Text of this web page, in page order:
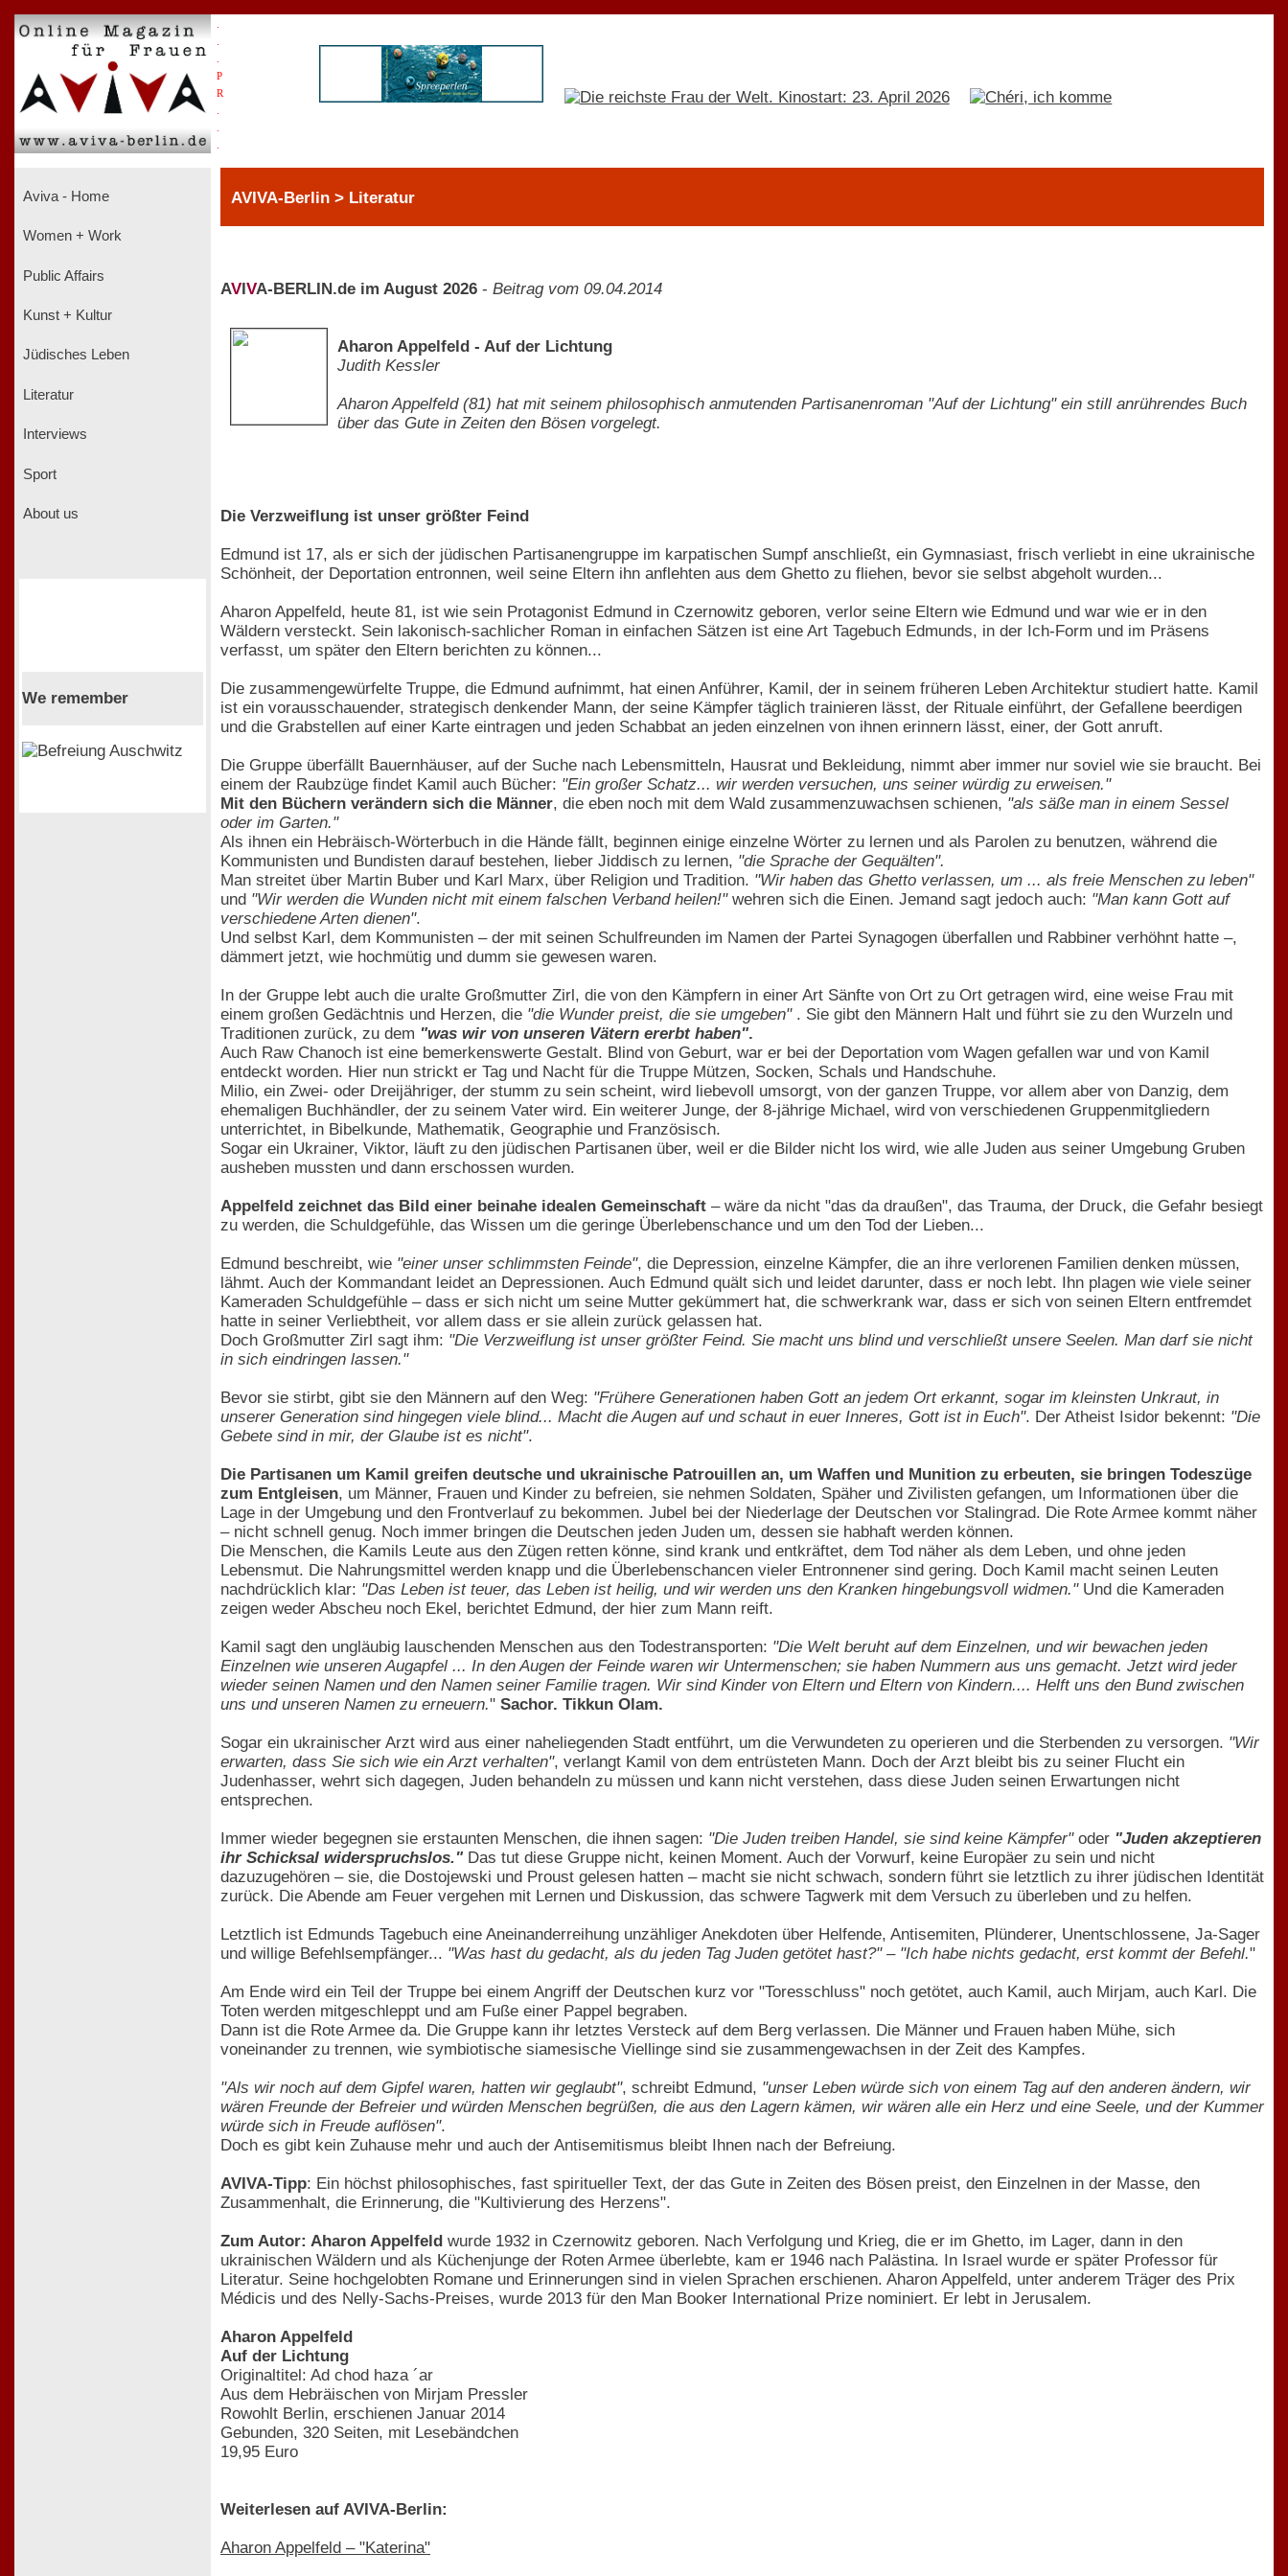
P
R
Aviva - Home
Women + Work
Public Affairs
Kunst + Kultur
Jüdisches Leben
Literatur
Interviews
Sport
About us
We remember
AVIVA-Berlin > Literatur
AV VA-BERLIN.de im August 2026 - Beitrag vom 09.04.2014
Aharon Appelfeld - Auf der Lichtung
Judith Kessler
Aharon Appelfeld (81) hat mit seinem philosophisch anmutenden Partisanenroman "Auf der Lichtung" ein still anrührendes Buch
über das Gute in Zeiten den Bösen vorgelegt.
Die Verzweiflung ist unser größter Feind
Edmund ist 17, als er sich der jüdischen Partisanengruppe im karpatischen Sumpf anschließt, ein Gymnasiast, frisch verliebt in eine ukrainische
Schönheit, der Deportation entronnen, weil seine Eltern ihn anflehten aus dem Ghetto zu fliehen, bevor sie selbst abgeholt wurden...
Aharon Appelfeld, heute 81, ist wie sein Protagonist Edmund in Czernowitz geboren, verlor seine Eltern wie Edmund und war wie er in den
Wäldern versteckt. Sein lakonisch-sachlicher Roman in einfachen Sätzen ist eine Art Tagebuch Edmunds, in der Ich-Form und im Präsens
verfasst, um später den Eltern berichten zu können...
Die zusammengewürfelte Truppe, die Edmund aufnimmt, hat einen Anführer, Kamil, der in seinem früheren Leben Architektur studiert hatte. Kamil
ist ein vorausschauender, strategisch denkender Mann, der seine Kämpfer täglich trainieren lässt, der Rituale einführt, der Gefallene beerdigen
und die Grabstellen auf einer Karte eintragen und jeden Schabbat an jeden einzelnen von ihnen erinnern lässt, einer, der Gott anruft.
Die Gruppe überfällt Bauernhäuser, auf der Suche nach Lebensmitteln, Hausrat und Bekleidung, nimmt aber immer nur soviel wie sie braucht. Bei
einem der Raubzüge findet Kamil auch Bücher: "Ein großer Schatz... wir werden versuchen, uns seiner würdig zu erweisen."
Mit den Büchern verändern sich die Männer, die eben noch mit dem Wald zusammenzuwachsen schienen, "als säße man in einem Sessel
oder im Garten."
Als ihnen ein Hebräisch-Wörterbuch in die Hände fällt, beginnen einige einzelne Wörter zu lernen und als Parolen zu benutzen, während die
Kommunisten und Bundisten darauf bestehen, lieber Jiddisch zu lernen, "die Sprache der Gequälten".
Man streitet über Martin Buber und Karl Marx, über Religion und Tradition. "Wir haben das Ghetto verlassen, um ... als freie Menschen zu leben"
und "Wir werden die Wunden nicht mit einem falschen Verband heilen!"wehren sich die Einen. Jemand sagt jedoch auch: "Man kann Gott auf
verschiedene Arten dienen".
Und selbst Karl, dem Kommunisten – der mit seinen Schulfreunden im Namen der Partei Synagogen überfallen und Rabbiner verhöhnt hatte –,
dämmert jetzt, wie hochmütig und dumm sie gewesen waren.
In der Gruppe lebt auch die uralte Großmutter Zirl, die von den Kämpfern in einer Art Sänfte von Ort zu Ort getragen wird, eine weise Frau mit
einem großen Gedächtnis und Herzen, die "die Wunder preist, die sie umgeben" . Sie gibt den Männern Halt und führt sie zu den Wurzeln und
Traditionen zurück, zu dem "was wir von unseren Vätern ererbt haben".
Auch Raw Chanoch ist eine bemerkenswerte Gestalt. Blind von Geburt, war er bei der Deportation vom Wagen gefallen war und von Kamil
entdeckt worden. Hier nun strickt er Tag und Nacht für die Truppe Mützen, Socken, Schals und Handschuhe.
Milio, ein Zwei- oder Dreijähriger, der stumm zu sein scheint, wird liebevoll umsorgt, von der ganzen Truppe, vor allem aber von Danzig, dem
ehemaligen Buchhändler, der zu seinem Vater wird. Ein weiterer Junge, der 8-jährige Michael, wird von verschiedenen Gruppenmitgliedern
unterrichtet, in Bibelkunde, Mathematik, Geographie und Französisch.
Sogar ein Ukrainer, Viktor, läuft zu den jüdischen Partisanen über, weil er die Bilder nicht los wird, wie alle Juden aus seiner Umgebung Gruben
ausheben mussten und dann erschossen wurden.
Appelfeld zeichnet das Bild einer beinahe idealen Gemeinschaft – wäre da nicht "das da draußen", das Trauma, der Druck, die Gefahr besiegt
zu werden, die Schuldgefühle, das Wissen um die geringe Überlebenschance und um den Tod der Lieben...
Edmund beschreibt, wie "einer unser schlimmsten Feinde", die Depression, einzelne Kämpfer, die an ihre verlorenen Familien denken müssen,
lähmt. Auch der Kommandant leidet an Depressionen. Auch Edmund quält sich und leidet darunter, dass er noch lebt. Ihn plagen wie viele seiner
Kameraden Schuldgefühle – dass er sich nicht um seine Mutter gekümmert hat, die schwerkrank war, dass er sich von seinen Eltern entfremdet
hatte in seiner Verliebtheit, vor allem dass er sie allein zurück gelassen hat.
Doch Großmutter Zirl sagt ihm: "Die Verzweiflung ist unser größter Feind. Sie macht uns blind und verschließt unsere Seelen. Man darf sie nicht
in sich eindringen lassen."
Bevor sie stirbt, gibt sie den Männern auf den Weg: "Frühere Generationen haben Gott an jedem Ort erkannt, sogar im kleinsten Unkraut, in
unserer Generation sind hingegen viele blind... Macht die Augen auf und schaut in euer Inneres, Gott ist in Euch". Der Atheist Isidor bekennt: "Die
Gebete sind in mir, der Glaube ist es nicht".
Die Partisanen um Kamil greifen deutsche und ukrainische Patrouillen an, um Waffen und Munition zu erbeuten, sie bringen Todeszüge
zum Entgleisen, um Männer, Frauen und Kinder zu befreien, sie nehmen Soldaten, Späher und Zivilisten gefangen, um Informationen über die
Lage in der Umgebung und den Frontverlauf zu bekommen. Jubel bei der Niederlage der Deutschen vor Stalingrad. Die Rote Armee kommt näher
– nicht schnell genug. Noch immer bringen die Deutschen jeden Juden um, dessen sie habhaft werden können.
Die Menschen, die Kamils Leute aus den Zügen retten könne, sind krank und entkräftet, dem Tod näher als dem Leben, und ohne jeden
Lebensmut. Die Nahrungsmittel werden knapp und die Überlebenschancen vieler Entronnener sind gering. Doch Kamil macht seinen Leuten
nachdrücklich klar: "Das Leben ist teuer, das Leben ist heilig, und wir werden uns den Kranken hingebungsvoll widmen."Und die Kameraden
zeigen weder Abscheu noch Ekel, berichtet Edmund, der hier zum Mann reift.
Kamil sagt den ungläubig lauschenden Menschen aus den Todestransporten: "Die Welt beruht auf dem Einzelnen, und wir bewachen jeden
Einzelnen wie unseren Augapfel ... In den Augen der Feinde waren wir Untermenschen; sie haben Nummern aus uns gemacht. Jetzt wird jeder
wieder seinen Namen und den Namen seiner Familie tragen. Wir sind Kinder von Eltern und Eltern von Kindern.... Helft uns den Bund zwischen
uns und unseren Namen zu erneuern." Sachor. Tikkun Olam.
Sogar ein ukrainischer Arzt wird aus einer naheliegenden Stadt entführt, um die Verwundeten zu operieren und die Sterbenden zu versorgen. "Wir
erwarten, dass Sie sich wie ein Arzt verhalten", verlangt Kamil von dem entrüsteten Mann. Doch der Arzt bleibt bis zu seiner Flucht ein
Judenhasser, wehrt sich dagegen, Juden behandeln zu müssen und kann nicht verstehen, dass diese Juden seinen Erwartungen nicht
entsprechen.
Immer wieder begegnen sie erstaunten Menschen, die ihnen sagen: "Die Juden treiben Handel, sie sind keine Kämpfer"oder "Juden akzeptieren
ihr Schicksal widerspruchslos." Das tut diese Gruppe nicht, keinen Moment. Auch der Vorwurf, keine Europäer zu sein und nicht
dazuzugehören – sie, die Dostojewski und Proust gelesen hatten – macht sie nicht schwach, sondern führt sie letztlich zu ihrer jüdischen Identität
zurück. Die Abende am Feuer vergehen mit Lernen und Diskussion, das schwere Tagwerk mit dem Versuch zu überleben und zu helfen.
Letztlich ist Edmunds Tagebuch eine Aneinanderreihung unzähliger Anekdoten über Helfende, Antisemiten, Plünderer, Unentschlossene, Ja-Sager
und willige Befehlsempfänger... "Was hast du gedacht, als du jeden Tag Juden getötet hast?" – "Ich habe nichts gedacht, erst kommt der Befehl."
Am Ende wird ein Teil der Truppe bei einem Angriff der Deutschen kurz vor "Toresschluss" noch getötet, auch Kamil, auch Mirjam, auch Karl. Die
Toten werden mitgeschleppt und am Fuße einer Pappel begraben.
Dann ist die Rote Armee da. Die Gruppe kann ihr letztes Versteck auf dem Berg verlassen. Die Männer und Frauen haben Mühe, sich
voneinander zu trennen, wie symbiotische siamesische Viellinge sind sie zusammengewachsen in der Zeit des Kampfes.
"Als wir noch auf dem Gipfel waren, hatten wir geglaubt", schreibt Edmund, "unser Leben würde sich von einem Tag auf den anderen ändern, wir
wären Freunde der Befreier und würden Menschen begrüßen, die aus den Lagern kämen, wir wären alle ein Herz und eine Seele, und der Kummer
würde sich in Freude auflösen".
Doch es gibt kein Zuhause mehr und auch der Antisemitismus bleibt Ihnen nach der Befreiung.
AVIVA-Tipp: Ein höchst philosophisches, fast spiritueller Text, der das Gute in Zeiten des Bösen preist, den Einzelnen in der Masse, den
Zusammenhalt, die Erinnerung, die "Kultivierung des Herzens".
Zum Autor: Aharon Appelfeld wurde 1932 in Czernowitz geboren. Nach Verfolgung und Krieg, die er im Ghetto, im Lager, dann in den
ukrainischen Wäldern und als Küchenjunge der Roten Armee überlebte, kam er 1946 nach Palästina. In Israel wurde er später Professor für
Literatur. Seine hochgelobten Romane und Erinnerungen sind in vielen Sprachen erschienen. Aharon Appelfeld, unter anderem Träger des Prix
Médicis und des Nelly-Sachs-Preises, wurde 2013 für den Man Booker International Prize nominiert. Er lebt in Jerusalem.
Aharon Appelfeld
Auf der Lichtung
Originaltitel: Ad chod haza ´ar
Aus dem Hebräischen von Mirjam Pressler
Rowohlt Berlin, erschienen Januar 2014
Gebunden, 320 Seiten, mit Lesebändchen
19,95 Euro
Weiterlesen auf AVIVA-Berlin:
Aharon Appelfeld – "Katerina"